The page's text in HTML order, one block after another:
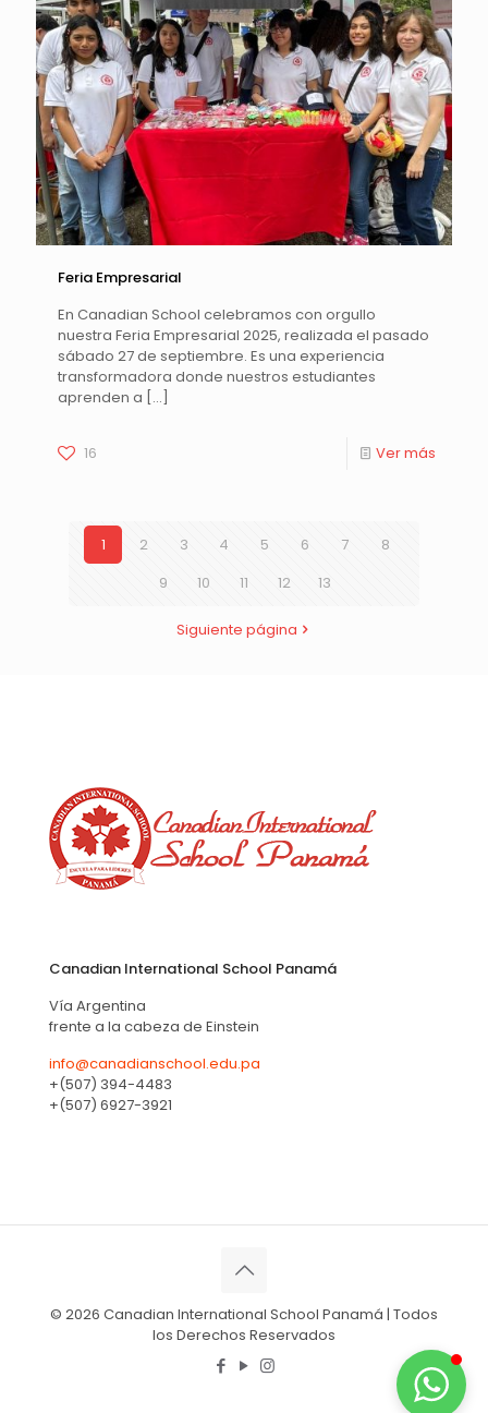
Feria Empresarial
En Canadian School celebramos con orgullo
nuestra Feria Empresarial 2025, realizada el pasado
sábado 27 de septiembre. Es una experiencia
transformadora donde nuestros estudiantes
aprenden a […]
16 Ver más
1 2 3 4 5 6 7
8
9
10 11 12 13
Siguiente página
Canadian International School Panamá
Vía Argentina
frente a la cabeza de Einstein
info@canadianschool.edu.pa
+(507) 394-4483
+(507) 6927-3921
© 2026 Canadian International School Panamá | Todos
los Derechos Reservados